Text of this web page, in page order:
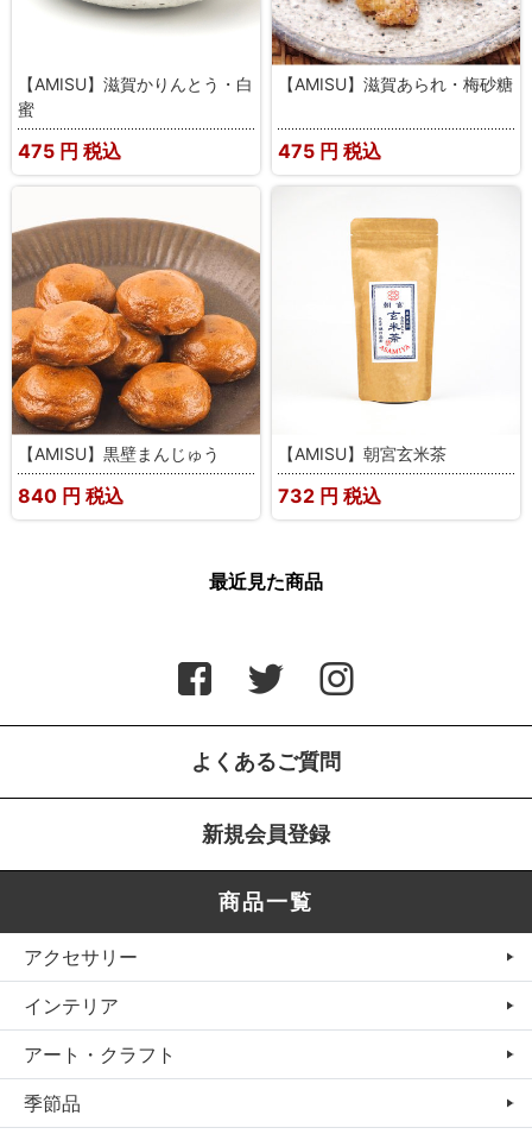
【AMISU】滋賀かりんとう・白
蜜
475 円 税込
【AMISU】滋賀あられ・梅砂糖
475 円 税込
【AMISU】黒壁まんじゅう
840 円 税込
【AMISU】朝宮玄米茶
732 円 税込
最近見た商品
よくあるご質問
新規会員登録
商品一覧
アクセサリー
インテリア
アート・クラフト
季節品